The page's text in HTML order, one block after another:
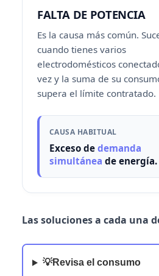
FALTA DE POTENCIA
Es la causa más común.
cuando tienes varios
electrodomésticos
vez y la suma de su
supera el límite contratado.
CAUSA HABITUAL
Exceso de demanda
simultánea de energía.
Las soluciones a cada una
💡Revisa el consumo